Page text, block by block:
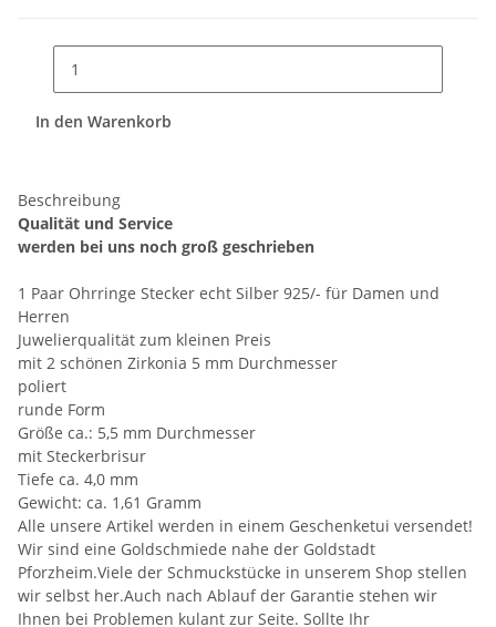
In den Warenkorb
Beschreibung
Qualität und Service
werden bei uns noch groß geschrieben
1 Paar Ohrringe Stecker echt Silber 925/- für Damen und
Herren
Juwelierqualität zum kleinen Preis
mit 2 schönen Zirkonia 5 mm Durchmesser
poliert
runde Form
Größe ca.: 5,5 mm Durchmesser
mit Steckerbrisur
Tiefe ca. 4,0 mm
Gewicht: ca. 1,61 Gramm
Alle unsere Artikel werden in einem Geschenketui versendet!
Wir sind eine Goldschmiede nahe der Goldstadt
Pforzheim.Viele der Schmuckstücke in unserem Shop stellen
wir selbst her.Auch nach Ablauf der Garantie stehen wir
Ihnen bei Problemen kulant zur Seite. Sollte Ihr